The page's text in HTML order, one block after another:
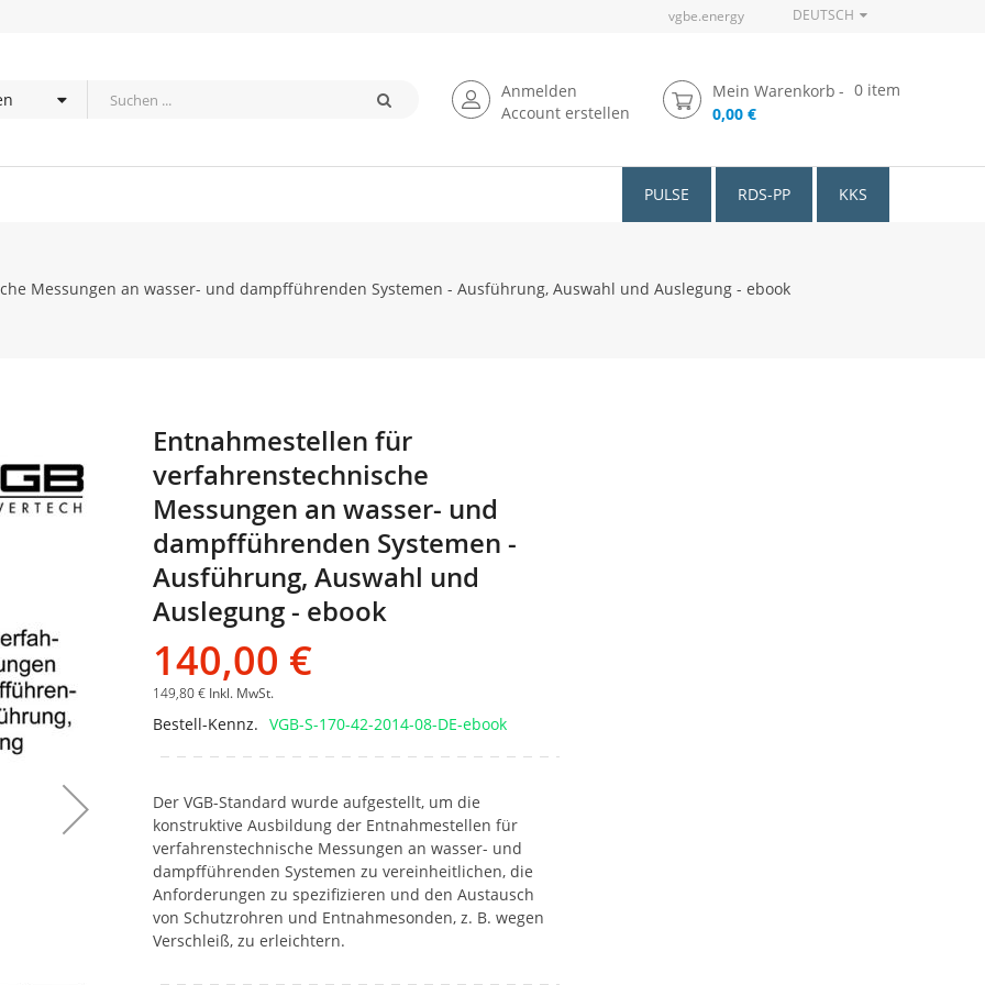
vgbe.energy DEUTSCH
Anmelden
Account erstellen
Mein Warenkorb 0 item
0,00 €
PULSE RDS-PP KKS
Messungen an wasser- und dampfführenden Systemen - Ausführung, Auswahl und Auslegung - ebook
Anfang
Bildgalerie
Entnahmestellen für
verfahrenstechnische
Messungen an wasser- und
dampfführenden Systemen -
Ausführung, Auswahl und
Auslegung - ebook
140,00 €
149,80 € Inkl. MwSt.
Bestell-Kennz. VGB-S-170-42-2014-08-DE-ebook
Der VGB-Standard wurde aufgestellt, um die
konstruktive Ausbildung der Entnahmestellen für
verfahrenstechnische Messungen an wasser- und
dampfführenden Systemen zu vereinheitlichen, die
Anforderungen zu spezifizieren und den Austausch
von Schutzrohren und Entnahmesonden, z. B. wegen
Verschleiß, zu erleichtern.